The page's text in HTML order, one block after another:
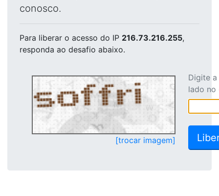
conosco.
Para liberar o acesso do IP 216.73.216.255,
responda ao desafio abaixo.
[trocar imagem]
Digite
lado no